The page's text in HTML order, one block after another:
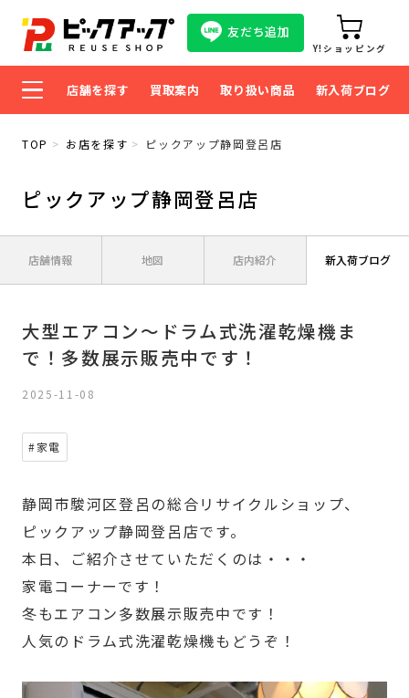
友だち追加
Y!ショッピング
店舗を探す 買取案内 取り扱い商品 新入荷ブログ
TOP お店を探す ピックアップ静岡登呂店
ピックアップ静岡登呂店
店舗情報 地図 店内紹介 新入荷ブログ
大型エアコン～ドラム式洗濯乾燥機ま
で！多数展示販売中です！
2025-11-08
#家電
静岡市駿河区登呂の総合リサイクルショップ、
ピックアップ静岡登呂店です。
本日、ご紹介させていただくのは・・・
家電コーナーです！
冬もエアコン多数展示販売中です！
人気のドラム式洗濯乾燥機もどうぞ！